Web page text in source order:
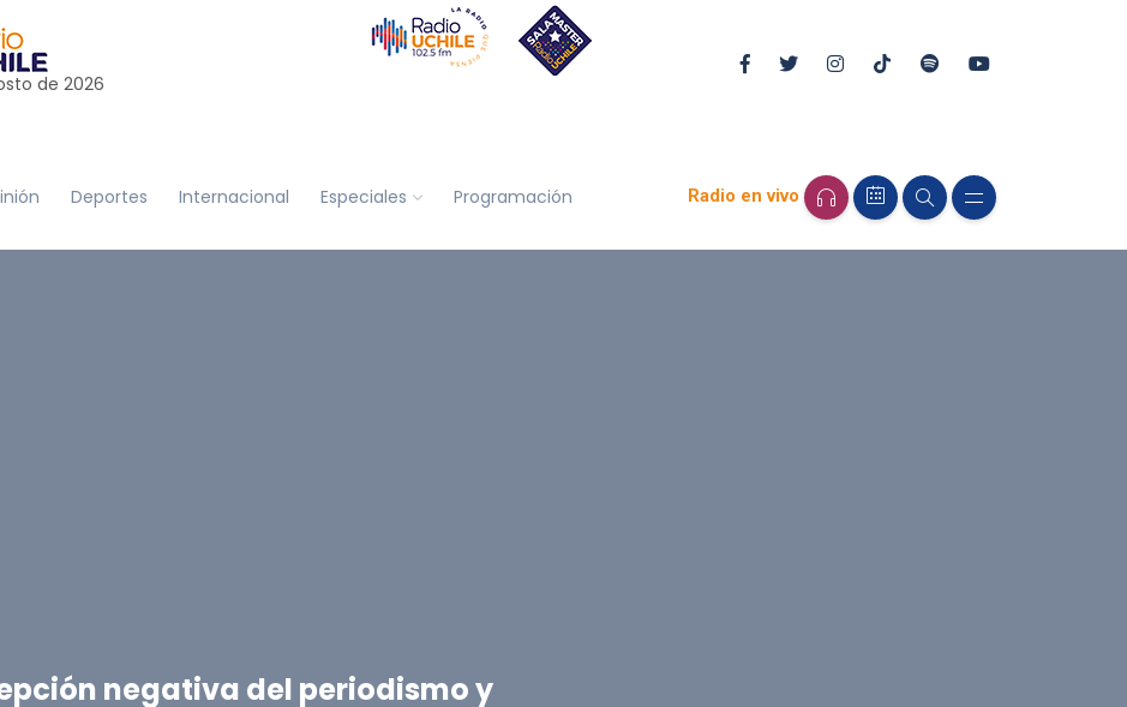
de 2026
Deportes Internacional Especiales Programación Radio en vivo
negativa del periodismo y